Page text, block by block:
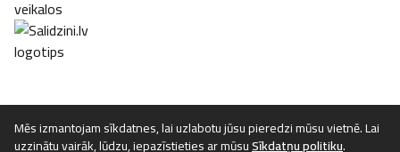
Mēs izmantojam sīkdatnes, lai uzlabotu jūsu pieredzi mūsu vietnē. Lai
uzzinātu vairāk, lūdzu, iepazīstieties ar mūsuSīkdatņu politiku.
©2026Luta.lv. Visas tiesības aizsargātas.